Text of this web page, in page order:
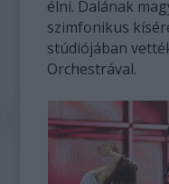
élni. Dalának
szimfonikus
stúdiójában
Orchestrával.